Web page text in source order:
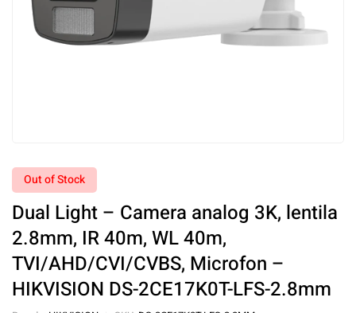
Out of Stock
Dual Light – Camera analog 3K, lentila
2.8mm, IR 40m, WL 40m,
TVI/AHD/CVI/CVBS, Microfon –
HIKVISION DS-2CE17K0T-LFS-2.8mm